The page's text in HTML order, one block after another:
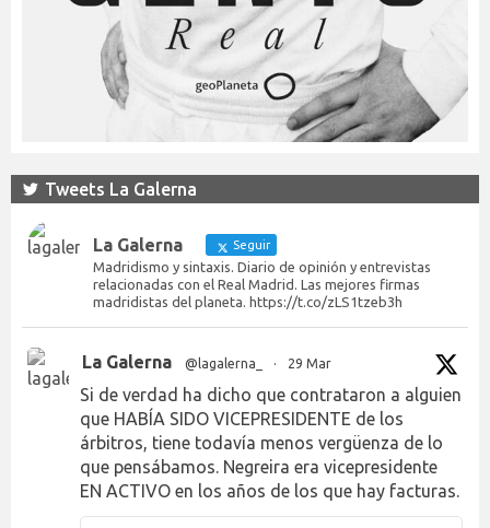
Tweets La Galerna
La Galerna Seguir
Madridismo y sintaxis. Diario de opinión y entrevistas
relacionadas con el Real Madrid. Las mejores firmas
madridistas del planeta. https://t.co/zLS1tzeb3h
La Galerna @lagalerna_ · 29 Mar
Si de verdad ha dicho que contrataron a alguien
que HABÍA SIDO VICEPRESIDENTE de los
árbitros, tiene todavía menos vergüenza de lo
que pensábamos. Negreira era vicepresidente
EN ACTIVO en los años de los que hay facturas.